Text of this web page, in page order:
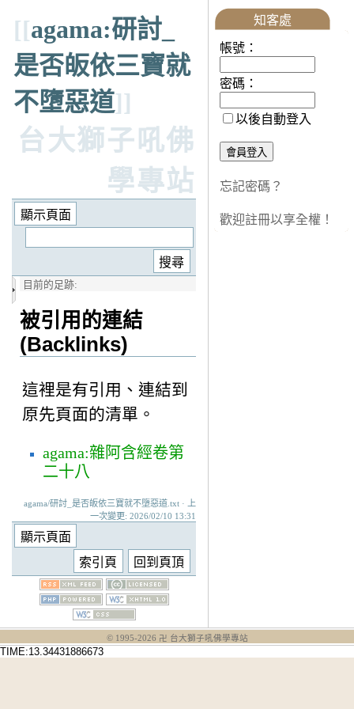
[[agama:研討_
是否皈依三寶就
不墮惡道]]
台大獅子吼佛
學專站
目前的足跡:
被引用的連結
(Backlinks)
這裡是有引用、連結到
原先頁面的清單。
agama:雜阿含經卷第
二十八
agama/研討_是否皈依三寶就不墮惡道.txt · 上
一次變更: 2026/02/10 13:31
知客處
帳號：
密碼：
以後自動登入
忘記密碼？
歡迎註冊以享全權！
© 1995-2026 卍 台大獅子吼佛學專站
TIME:13.34431886673